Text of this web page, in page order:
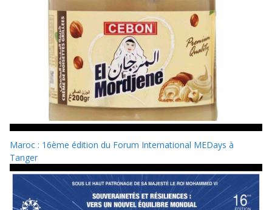
Maroc : 16ème édition du Forum International MEDays à
Tanger